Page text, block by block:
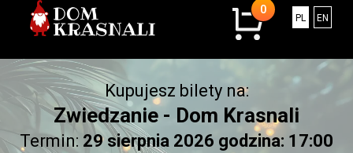
0
0
Łączna
kwota:
0.00
złotych
EN
PL Polski
Kupujesz bilety na:
Zwiedzanie - Dom Krasnali
Termin: 29 sierpnia 2026 godzina: 17:00